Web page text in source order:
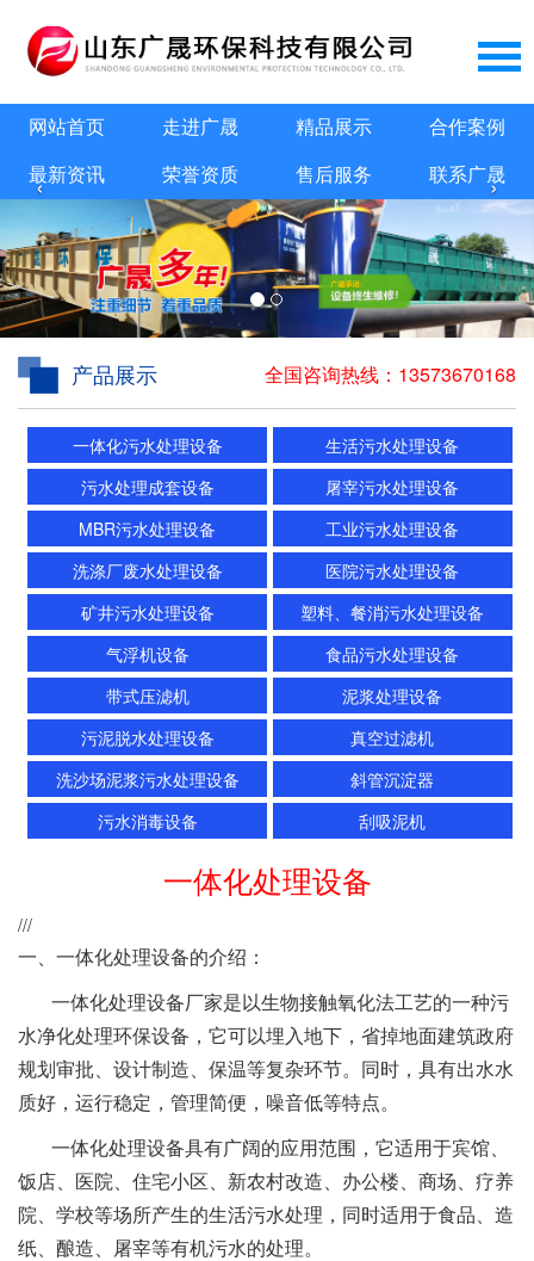
网站首页 走进广晟 精品展示 合作案例
最新资讯 荣誉资质 售后服务 联系广晟
‹ ›
全国咨询热线： 13573670168
产品展示
一体化污水处理设备
生活污水处理设备
污水处理成套设备
屠宰污水处理设备
MBR污水处理设备
工业污水处理设备
洗涤厂废水处理设备
医院污水处理设备
矿井污水处理设备
塑料、餐消污水处理设备
气浮机设备
食品污水处理设备
带式压滤机
泥浆处理设备
污泥脱水处理设备
真空过滤机
洗沙场泥浆污水处理设备
斜管沉淀器
污水消毒设备
刮吸泥机
一体化处理设备
///
一、一体化处理设备的介绍：
一体化处理设备厂家是以生物接触氧化法工艺的一种污
水净化处理环保设备，它可以埋入地下，省掉地面建筑政府
规划审批、设计制造、保温等复杂环节。同时，具有出水水
质好，运行稳定，管理简便，噪音低等特点。
一体化处理设备具有广阔的应用范围，它适用于宾馆、
饭店、医院、住宅小区、新农村改造、办公楼、商场、疗养
院、学校等场所产生的生活污水处理，同时适用于食品、造
纸、酿造、屠宰等有机污水的处理。